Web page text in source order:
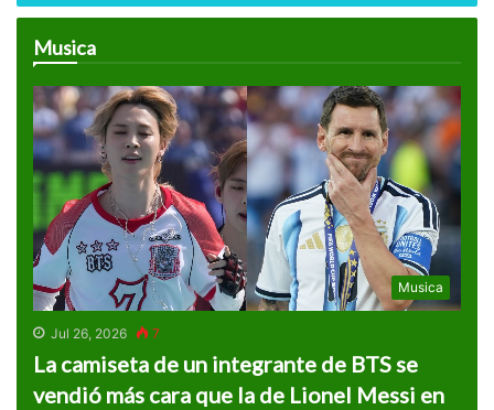
Musica
Musica
Jul 26, 2026 7
La camiseta de un integrante de BTS se
vendió más cara que la de Lionel Messi en